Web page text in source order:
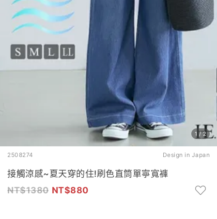
1 /2
2508274 Design in Japan
接觸涼感~夏天穿的住!刷色直筒單寧寬褲
1380
880